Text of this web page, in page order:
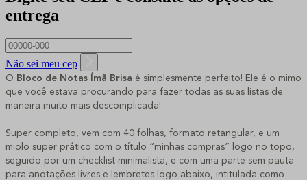
entrega
Não sei meu cep
O Bloco de Notas Ímã Brisa é simplesmente perfeito! Ele é o mimo
que você estava procurando para fazer todas as suas listas de
maneira muito mais descomplicada!
Super completo, vem com 40 folhas, formato retangular, e um
miolo super prático com o título “minhas compras” logo no topo,
seguido por um checklist minimalista, e com uma parte sem pauta
para anotações livres e lembretes logo abaixo, intitulada como